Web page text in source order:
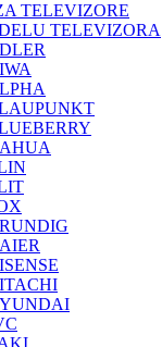
TELEVIZORE
TELEVIZORA